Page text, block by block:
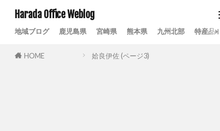
Harada Office Weblog
地域ブログ 鹿児島県 宮崎県 熊本県 九州北部 特産品
HOME 姶良伊佐 (ページ3)